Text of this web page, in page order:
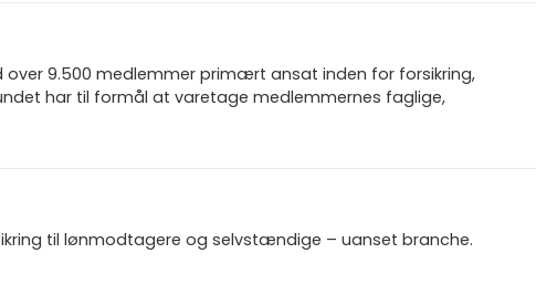
9.500 medlemmer primært ansat inden for forsikring,
har til formål at varetage medlemmernes faglige,
til lønmodtagere og selvstændige – uanset branche.